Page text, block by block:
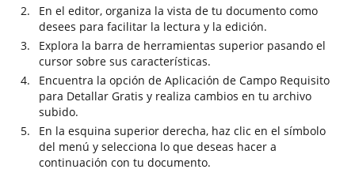
En el editor, organiza la vista de tu documento como
desees para facilitar la lectura y la edición.
Explora la barra de herramientas superior pasando el
cursor sobre sus características.
Encuentra la opción de Aplicación de Campo Requisito
para Detallar Gratis y realiza cambios en tu archivo
subido.
En la esquina superior derecha, haz clic en el símbolo
del menú y selecciona lo que deseas hacer a
continuación con tu documento.